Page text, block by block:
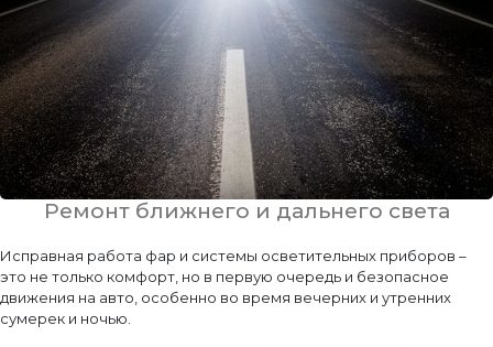
Ремонт ближнего и дальнего света
Исправная работа фар и системы осветительных приборов –
это не только комфорт, но в первую очередь и безопасное
движения на авто, особенно во время вечерних и утренних
сумерек и ночью.